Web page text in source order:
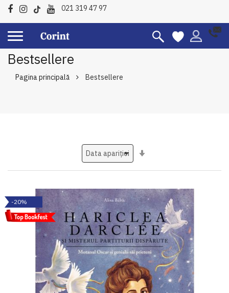
021 319 47 97
Bestsellere
Pagina principală Bestsellere
-20%